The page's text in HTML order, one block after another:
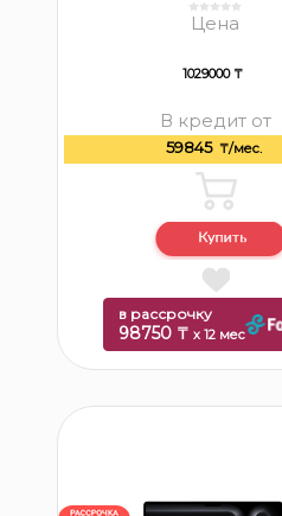
Цена
1029000 ₸
В кредит от
59845 ₸/мес.
в рассрочку
98750 ₸ x 12 мес